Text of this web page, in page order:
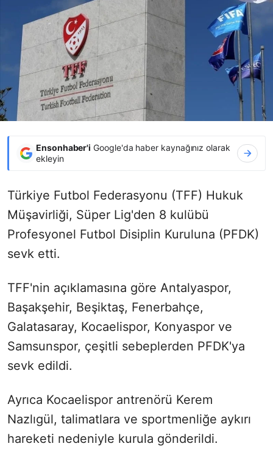
Ensonhaber'i Google'da haber kaynağınız olarak
ekleyin
Türkiye Futbol Federasyonu (TFF) Hukuk
Müşavirliği, Süper Lig'den 8 kulübü
Profesyonel Futbol Disiplin Kuruluna (PFDK)
sevk etti.
TFF'nin açıklamasına göre Antalyaspor,
Başakşehir, Beşiktaş, Fenerbahçe,
Galatasaray, Kocaelispor, Konyaspor ve
Samsunspor, çeşitli sebeplerden PFDK'ya
sevk edildi.
Ayrıca Kocaelispor antrenörü Kerem
Nazlıgül, talimatlara ve sportmenliğe aykırı
hareketi nedeniyle kurula gönderildi.